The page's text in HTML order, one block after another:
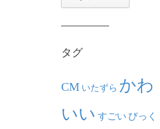
タグ
CM いたずら かわ
いい すごい びっく